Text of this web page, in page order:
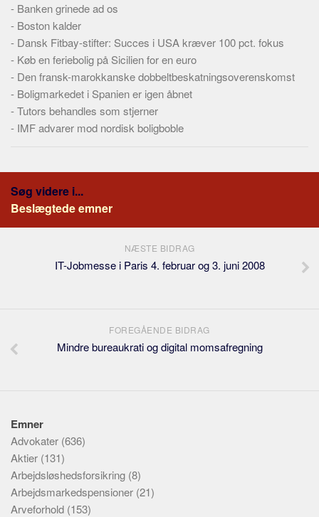
- Banken grinede ad os
- Boston kalder
- Dansk Fitbay-stifter: Succes i USA kræver 100 pct. fokus
- Køb en feriebolig på Sicilien for en euro
- Den fransk-marokkanske dobbeltbeskatningsoverenskomst
- Boligmarkedet i Spanien er igen åbnet
-Tutors behandles som stjerner
- IMF advarer mod nordisk boligboble
Søg videre i...
Beslægtede emner
NÆSTE BIDRAG
IT-Jobmesse i Paris 4. februar og 3. juni 2008
FOREGÅENDE BIDRAG
Mindre bureaukrati og digital momsafregning
Emner
Advokater (636)
Aktier (131)
Arbejdsløshedsforsikring (8)
Arbejdsmarkedspensioner (21)
Arveforhold (153)